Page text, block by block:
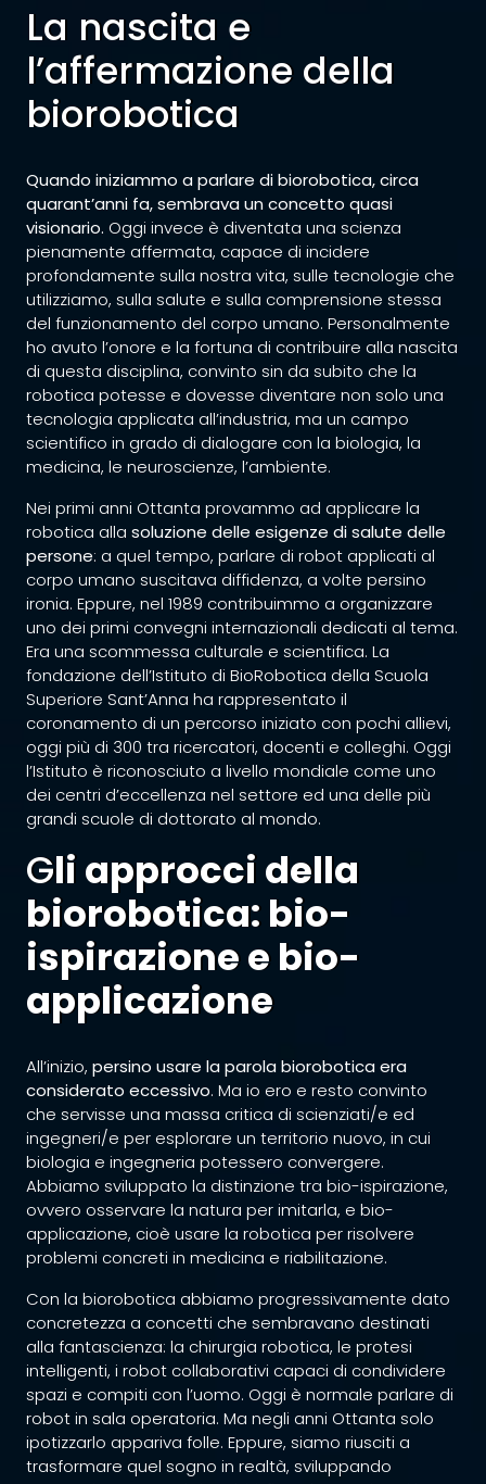
La nascita e
l’affermazione della
biorobotica
Quando iniziammo a parlare di biorobotica, circa
quarant’anni fa, sembrava un concetto quasi
visionario. Oggi invece è diventata una scienza
pienamente affermata, capace di incidere
profondamente sulla nostra vita, sulle tecnologie che
utilizziamo, sulla salute e sulla comprensione stessa
del funzionamento del corpo umano. Personalmente
ho avuto l’onore e la fortuna di contribuire alla nascita
di questa disciplina, convinto sin da subito che la
robotica potesse e dovesse diventare non solo una
tecnologia applicata all’industria, ma un campo
scientifico in grado di dialogare con la biologia, la
medicina, le neuroscienze, l’ambiente.
Nei primi anni Ottanta provammo ad applicare la
robotica alla soluzione delle esigenze di salute delle
persone: a quel tempo, parlare di robot applicati al
corpo umano suscitava diffidenza, a volte persino
ironia. Eppure, nel 1989 contribuimmo a organizzare
uno dei primi convegni internazionali dedicati al tema.
Era una scommessa culturale e scientifica. La
fondazione dell’Istituto di BioRobotica della Scuola
Superiore Sant’Anna ha rappresentato il
coronamento di un percorso iniziato con pochi allievi,
oggi più di 300 tra ricercatori, docenti e colleghi. Oggi
l’Istituto è riconosciuto a livello mondiale come uno
dei centri d’eccellenza nel settore ed una delle più
grandi scuole di dottorato al mondo.
Gli approcci della
biorobotica: bio-
ispirazione e bio-
applicazione
All’inizio, persino usare la parola biorobotica era
considerato eccessivo. Ma io ero e resto convinto
che servisse una massa critica di scienziati/e ed
ingegneri/e per esplorare un territorio nuovo, in cui
biologia e ingegneria potessero convergere.
Abbiamo sviluppato la distinzione tra bio-ispirazione,
ovvero osservare la natura per imitarla, e bio-
applicazione, cioè usare la robotica per risolvere
problemi concreti in medicina e riabilitazione.
Con la biorobotica abbiamo progressivamente dato
concretezza a concetti che sembravano destinati
alla fantascienza: la chirurgia robotica, le protesi
intelligenti, i robot collaborativi capaci di condividere
spazi e compiti con l’uomo. Oggi è normale parlare di
robot in sala operatoria. Ma negli anni Ottanta solo
ipotizzarlo appariva folle. Eppure, siamo riusciti a
trasformare quel sogno in realtà, sviluppando